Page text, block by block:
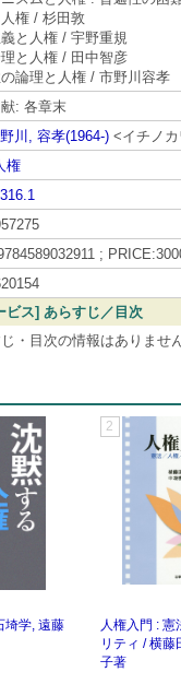
権 / 杉田敦
と人権 / 宇野重規
と人権 / 田中智彦
論理と人権 / 市野川容孝
: 各章末
川, 容孝(1964-) <イチノ
権
316.1
;
ビス] あらすじ／目次
・目次の情報はありません
埼学, 遠藤
2
人権入門 : 憲
リティ / 横藤
子著